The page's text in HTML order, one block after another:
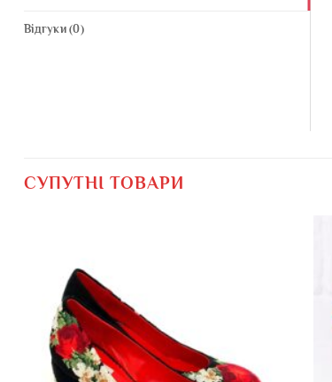
Відгуки (0)
СУПУТНІ ТОВАРИ